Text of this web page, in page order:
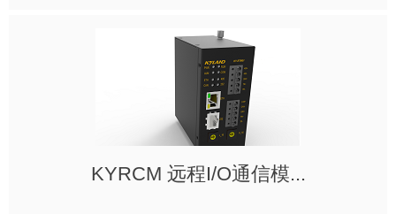
KYRCM 远程I/O通信模...